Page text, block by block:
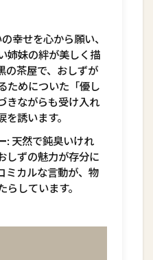
幸せを心から願い、
姉妹の絆が美しく描
の茶屋で、おしずが
ためについた「優し
きながらも受け入れ
誘います。
: 天然で鈍臭いけれ
しずの魅力が存分に
ミカルな言動が、物
しています。